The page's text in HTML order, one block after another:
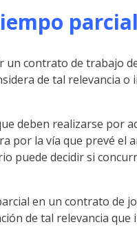
contrato de trabajo
de tal relevancia o
deben realizarse por
por la vía que prevé el
puede decidir si
en un contrato de
de tal relevancia